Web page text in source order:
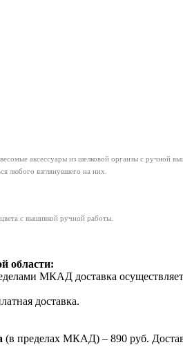
аксессуары из шелковой органзы с ручной
любого взглянувшего на них.
с вышивкой ручной работы.
области:
МКАД доставка
доставка.
(в пределах МКАД) – 890 руб.